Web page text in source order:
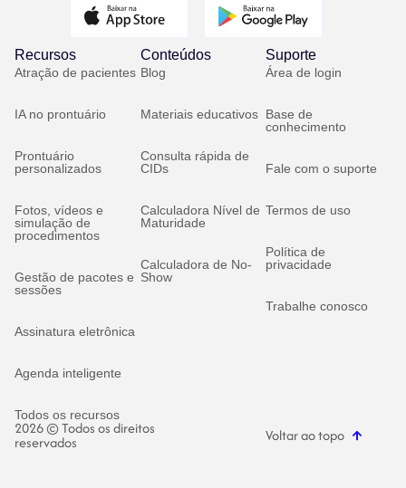
Recursos
Atração de pacientes
IA no prontuário
Prontuário
personalizados
Fotos, vídeos e
simulação de
procedimentos
Gestão de pacotes e
sessões
Assinatura eletrônica
Agenda inteligente
Todos os recursos
Conteúdos
Blog
Materiais educativos
Consulta rápida de
CIDs
Calculadora Nível de
Maturidade
Calculadora de No-
Show
Suporte
Área de login
Base de
conhecimento
Fale com o suporte
Termos de uso
Política de
privacidade
Trabalhe conosco
2026 © Todos os direitos
reservados Voltar ao topo